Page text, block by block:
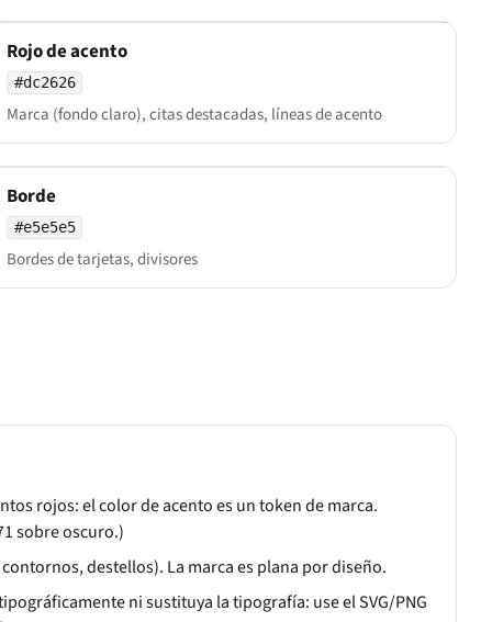
Rojo de acento
#dc2626
Marca (fondo claro), citas destacadas, líneas de acento
Borde
#e5e5e5
Bordes de tarjetas, divisores
rojos: el color de acento es un token de marca.
sobre oscuro.)
destellos). La marca es plana por diseño.
ni sustituya la tipografía: use el SVG/PNG